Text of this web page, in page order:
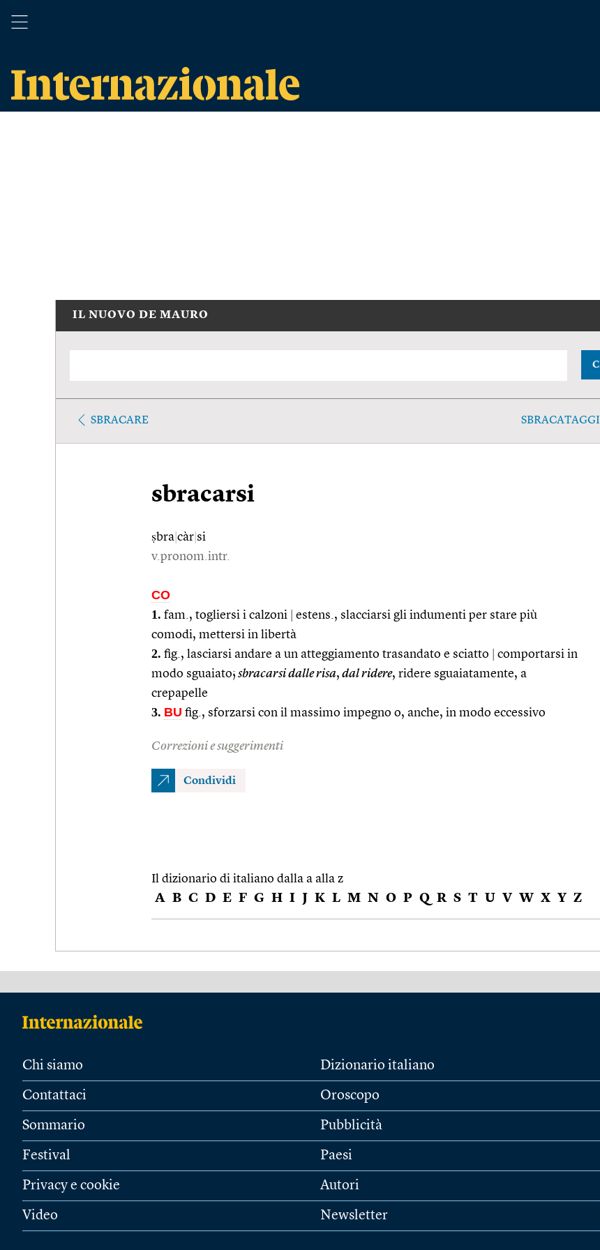
IL NUOVO DE MAURO
SBRACARE
sbracarsi
ṣbra càr si
v.pronom.intr.
CO
1. fam., togliersi i calzoni
estens., slacciarsi gli indumenti per stare più
comodi, mettersi in libertà
2. fig., lasciarsi andare a un atteggiamento trasandato e sciatto
comportarsi in
modo sguaiato; sbracarsi dalle risa, dal ridere, ridere sguaiatamente, a
crepapelle
3. BU fig., sforzarsi con il massimo impegno o, anche, in modo eccessivo
Correzioni e suggerimenti
Condividi
Il dizionario di italiano dalla a alla z
A B C D E F G H I J K L M N O P Q R S T U V W X Y Z
Chi siamo
Contattaci
Sommario
Festival
Privacy e cookie
Video
Dizionario italiano
Oroscopo
Pubblicità
Paesi
Autori
Newsletter